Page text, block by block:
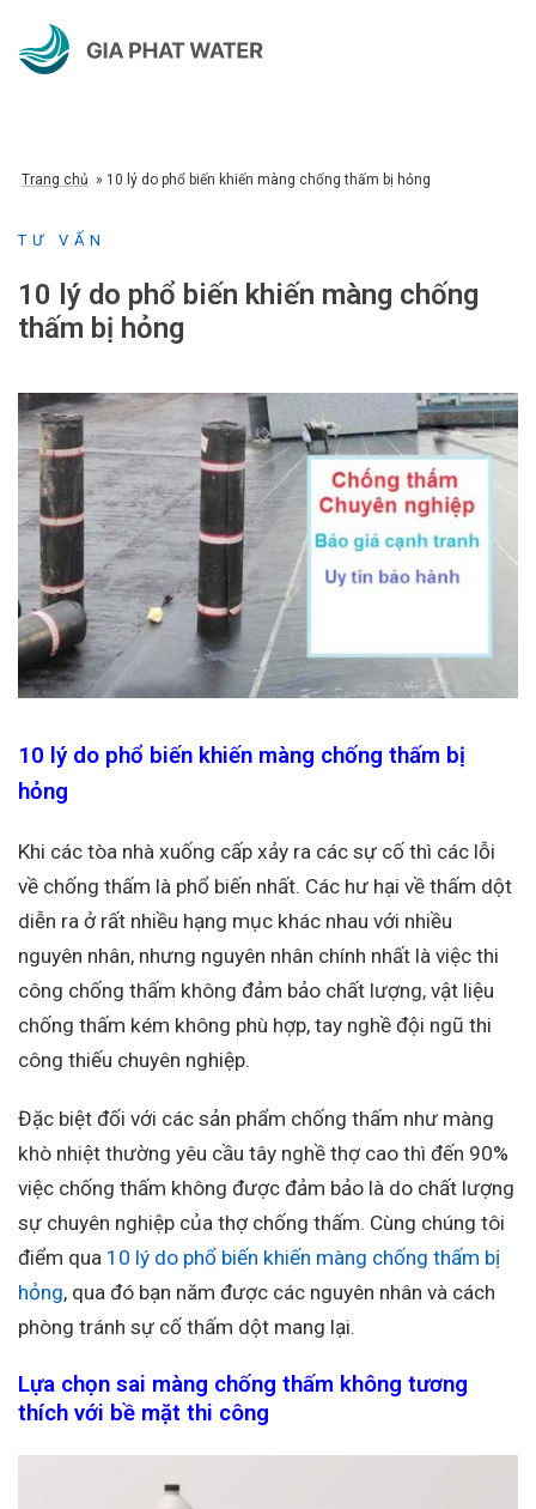
Trang chủ » 10 lý do phổ biến khiến màng chống thấm bị hỏng
TƯ VẤN
10 lý do phổ biến khiến màng chống
thấm bị hỏng
10 lý do phổ biến khiến màng chống thấm bị
hỏng
Khi các tòa nhà xuống cấp xảy ra các sự cố thì các lỗi
về chống thấm là phổ biến nhất. Các hư hại về thấm dột
diễn ra ở rất nhiều hạng mục khác nhau với nhiều
nguyên nhân, nhưng nguyên nhân chính nhất là việc thi
công chống thấm không đảm bảo chất lượng, vật liệu
chống thấm kém không phù hợp, tay nghề đội ngũ thi
công thiếu chuyên nghiệp.
Đặc biệt đối với các sản phẩm chống thấm như màng
khò nhiệt thường yêu cầu tây nghề thợ cao thì đến 90%
việc chống thấm không được đảm bảo là do chất lượng
sự chuyên nghiệp của thợ chống thấm. Cùng chúng tôi
điểm qua 10 lý do phổ biến khiến màng chống thấm bị
hỏng, qua đó bạn năm được các nguyên nhân và cách
phòng tránh sự cố thấm dột mang lại.
Lựa chọn sai màng chống thấm không tương
thích với bề mặt thi công